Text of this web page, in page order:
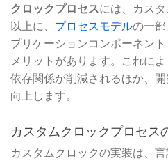
クロックプロセスには、カス
以上に、 プロセスモデルの一
プリケーションコンポーネン
メリットがあります。これに
依存関係が削減されるほか、
向上します。
カスタムクロックプロセス
カスタムクロックの実装は、